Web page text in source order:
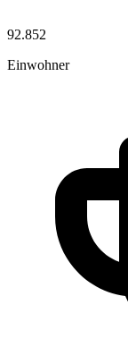
92.852
Einwohner